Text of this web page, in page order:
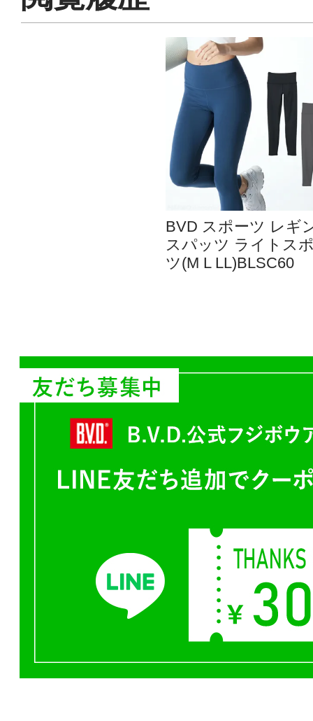
BVD スポーツ レギ
スパッツ ライトス
ツ(M L LL)BLSC60